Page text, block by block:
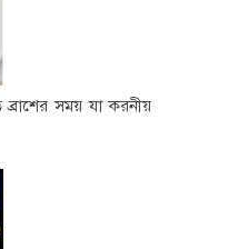
ব্রাশের সময় যা করনীয়